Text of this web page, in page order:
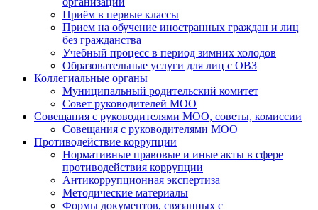
Приём в первые классы
Прием на обучение иностранных граждан и лиц
без гражданства
Учебный процесс в период зимних холодов
Образовательные услуги для лиц с ОВЗ
Коллегиальные органы
Муниципальный родительский комитет
Совет руководителей МОО
Совещания с руководителями МОО, советы, комиссии
Совещания с руководителями МОО
Противодействие коррупции
Нормативные правовые и иные акты в сфере
противодействия коррупции
Антикоррупционная экспертиза
Методические материалы
Формы документов, связанных с